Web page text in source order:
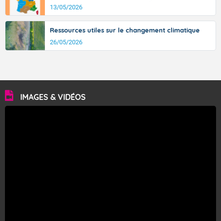
13/05/2026
Ressources utiles sur le changement climatique
26/05/2026
IMAGES & VIDÉOS